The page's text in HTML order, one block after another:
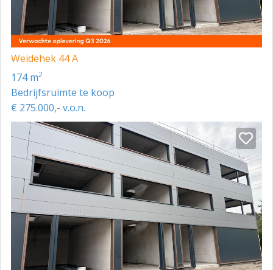
Weidehek 44 A
174 m2
Bedrijfsruimte te koop
€ 275.000,- v.o.n.